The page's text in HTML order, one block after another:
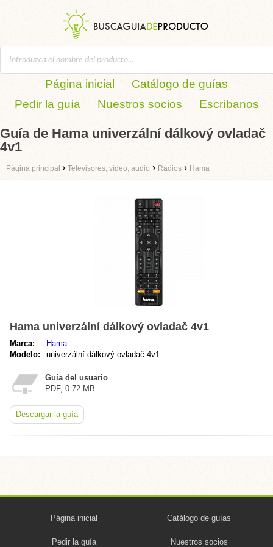
Página inicial
Catálogo de guías
Pedir la guía
Nuestros socios Escríbanos
Guía de Hama univerzální dálkový ovladač
4v1
Página principal › Televisores, vídeo, audio › Radios › Hama
Hama univerzální dálkový ovladač 4v1
Marca:
Hama
Modelo:
univerzální dálkový ovladač 4v1
Guía del usuario
PDF, 0.72 MB
Descargar la guía
Página inicial Catálogo de guías
Pedir la guía Nuestros socios